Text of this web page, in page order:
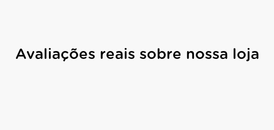
Avaliações reais sobre nossa loja